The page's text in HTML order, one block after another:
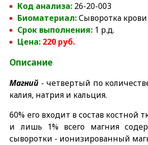
Код анализа: 26-20-003
Биоматериал:Сыворотка крови
Срок выполнения: 1 р.д.
Цена: 220 руб.
Описание
Магний - четвертый по
калия, натрия и кальция.
60% его входит в состав костной
и лишь 1% всего магния
сыворотки - ионизированный